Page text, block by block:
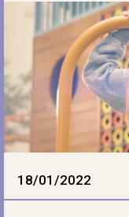
18/01/2022